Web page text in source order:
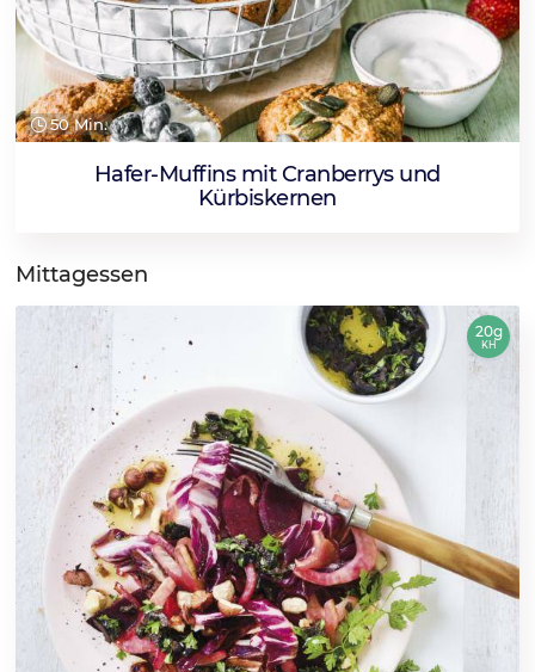
50 Min.
Hafer-Muffins mit Cranberrys und
Kürbiskernen
Mittagessen
20g
KH